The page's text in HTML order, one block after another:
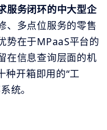
服务闭环的中大型企
、多点位服务的零售
势在于MPaaS平台的
在信息查询层面的机
开箱即用的“工
统。